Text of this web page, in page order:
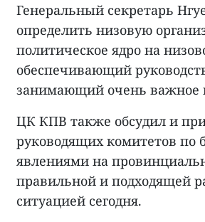
Генеральный секретарь
определить низовую
политическое ядро на
обеспечивающий
занимающий очень важное
ЦК КПВ также обсудил и
руководящих комитетов по
явлениями на
правильной и подходящей
ситуацией сегодня.